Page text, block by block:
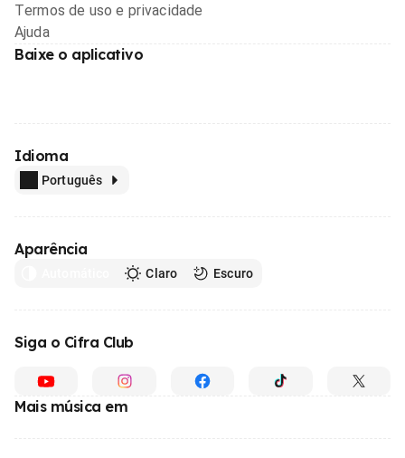
Termos de uso e privacidade
Ajuda
Baixe o aplicativo
Idioma
Português
Aparência
Claro Escuro
Siga o Cifra Club
Mais música em